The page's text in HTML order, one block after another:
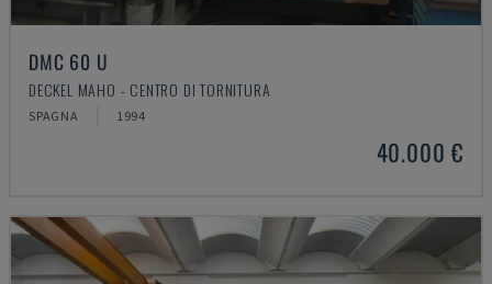
DMC 60 U
DECKEL MAHO - CENTRO DI TORNITURA
SPAGNA 1994
40.000 €